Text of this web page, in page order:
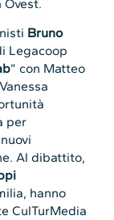
Ovest.
Bruno
Legacoop
” con Matteo
per
Al dibattito,
hanno
CulTurMedia